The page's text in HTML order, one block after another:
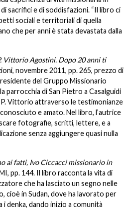
sacrifici e di soddisfazioni. “Il libro ci
sociali e territoriali di quella
che per anni è stata devastata dalla
Vittorio Agostini. Dopo 20 anni ti
novembre 2011, pp. 265, prezzo di
del Gruppo Missionario
parrocchia di San Pietro a Casalguidi
Vittorio attraverso le testimonianze
e amato. Nel libro, l’autrice
fotografie, scritti, lettere, e a
senza aggiungere quasi nulla
ai fatti, Ivo Ciccacci missionario in
pp. 144. Il libro racconta la vita di
che ha lasciato un segno nelle
cioè in Sudan, dove ha lavorato per
denka, dando inizio a comunità